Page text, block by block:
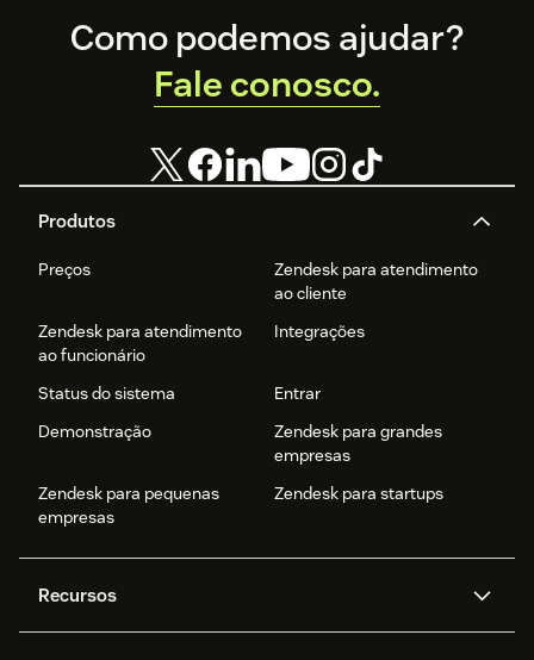
Footer
Produtos
Preços
Zendesk para atendimento
ao cliente
Zendesk para atendimento
ao funcionário
Integrações
Status do sistema
Entrar
Demonstração
Zendesk para grandes
empresas
Zendesk para pequenas
empresas
Zendesk para startups
Recursos
Como podemos ajudar?
Fale conosco.